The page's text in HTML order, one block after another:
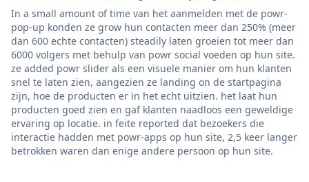
In a small amount of time van het aanmelden met de powr-
pop-up konden ze grow hun contacten meer dan 250% (meer
dan 600 echte contacten) steadily laten groeien tot meer dan
6000 volgers met behulp van powr social voeden op hun site.
ze added powr slider als een visuele manier om hun klanten
snel te laten zien, aangezien ze landing on de startpagina
zijn, hoe de producten er in het echt uitzien. het laat hun
producten goed zien en gaf klanten naadloos een geweldige
ervaring op locatie. in feite reported dat bezoekers die
interactie hadden met powr-apps op hun site, 2,5 keer langer
betrokken waren dan enige andere persoon op hun site.